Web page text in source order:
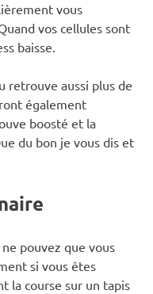
vous
vos cellules sont
baisse.
retrouve aussi plus de
également
boosté et la
du bon je vous dis et
pouvez que vous
si vous êtes
la course sur un tapis